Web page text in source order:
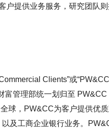
户提供业务服务，研究团队
Clients”或
管理部统一划归至
球，PW&CC为客户提供优
及工商企业银行业务。